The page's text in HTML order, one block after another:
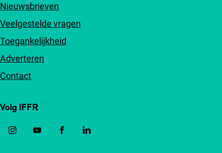
Nieuwsbrieven
Veelgestelde vragen
Toegankelijkheid
Adverteren
Contact
Volg IFFR